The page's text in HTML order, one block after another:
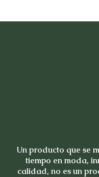
Un producto que se
tiempo en moda,
calidad, no es un